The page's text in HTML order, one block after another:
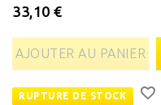
33,10 €
AJOUTER AU PANIER
RUPTURE DE STOCK